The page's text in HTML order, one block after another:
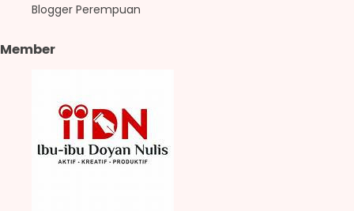
Blogger Perempuan
Member